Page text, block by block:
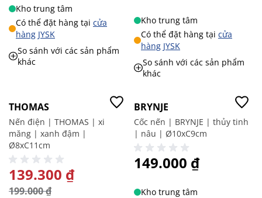
Kho trung tâm
Có thể đặt hàng tại cửa
hàng JYSK
So sánh với các sản phẩm
khác
Kho trung tâm
Có thể đặt hàng tại cửa
hàng JYSK
So sánh với các sản phẩm
khác
THOMAS
Nến điện | THOMAS | xi
măng | xanh đậm |
Ø8xC11cm
GIÁ ĐẶC BIỆT
139.300 ₫
199.000 ₫
BRYNJE
Cốc nến | BRYNJE | thủy tinh
| nâu | Ø10xC9cm
149.000 ₫
Kho trung tâm